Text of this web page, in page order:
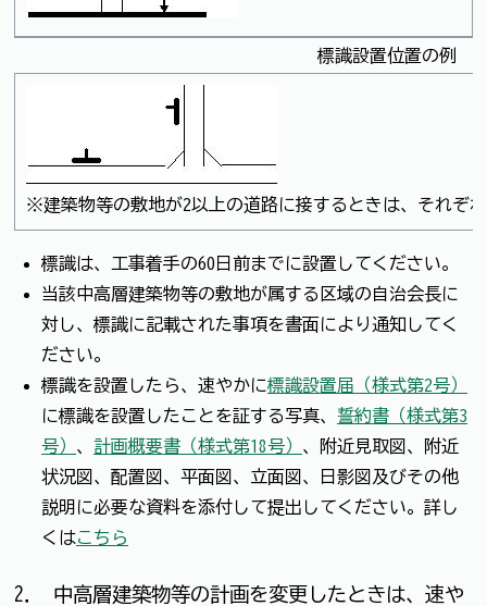
標識設置位置の例
※建築物等の敷地が2以上の道路に接するときは、それぞ
標識は、工事着手の60日前までに設置してください。
当該中高層建築物等の敷地が属する区域の自治会長に
対し、標識に記載された事項を書面により通知してく
ださい。
標識を設置したら、速やかに標識設置届（様式第2号）
に標識を設置したことを証する写真、 誓約書（様式第3
号） 、 計画概要書（様式第18号） 、附近見取図、附近
状況図、配置図、平面図、立面図、日影図及びその他
説明に必要な資料を添付して提出してください。詳し
くはこちら
2． 中高層建築物等の計画を変更したときは、速や